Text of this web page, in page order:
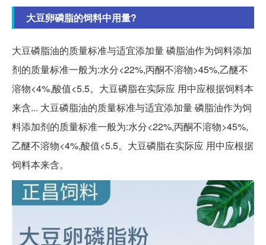
大豆卵磷脂的饲料中用量?
大豆磷脂油的质量标准与适宜添加量 磷脂油作为饲料添加
剂的质量标准一般为:水分<22%,丙酮不溶物>45%,乙醚不
溶物<4%,酸值<5.5。大豆磷脂在实际应 用中应根据饲料本
来含... 大豆磷脂油的质量标准与适宜添加量 磷脂油作为饲
料添加剂的质量标准一般为:水分<22%,丙酮不溶物>45%,
乙醚不溶物<4%,酸值<5.5。大豆磷脂在实际应 用中应根据
饲料本来含。